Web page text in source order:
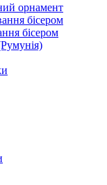
орнамент
бісером
бісером